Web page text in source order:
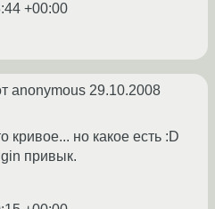
+00:00
anonymous 29.10.2008
кривое... но какое есть :D
привык.